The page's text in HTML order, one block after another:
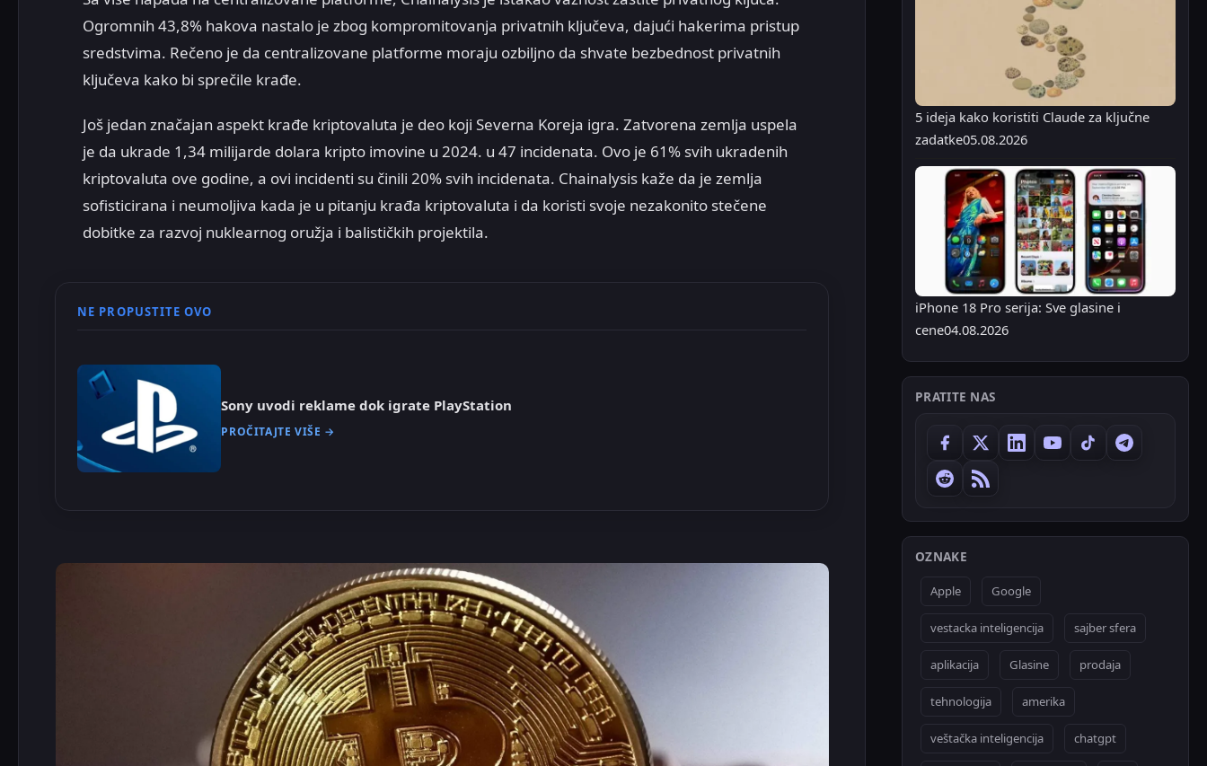
Ogromnih 43,8% hakova nastalo je zbog kompromitovanja privatnih ključeva, dajući hakerima pristup
sredstvima. Rečeno je da centralizovane platforme moraju ozbiljno da shvate bezbednost privatnih
ključeva kako bi sprečile krađe.
Još jedan značajan aspekt krađe kriptovaluta je deo koji Severna Koreja igra. Zatvorena zemlja uspela
je da ukrade 1,34 milijarde dolara kripto imovine u 2024. u 47 incidenata. Ovo je 61% svih ukradenih
kriptovaluta ove godine, a ovi incidenti su činili 20% svih incidenata. Chainalysis kaže da je zemlja
sofisticirana i neumoljiva kada je u pitanju krađa kriptovaluta i da koristi svoje nezakonito stečene
dobitke za razvoj nuklearnog oružja i balističkih projektila.
NE PROPUSTITE OVO
Sony uvodi reklame dok igrate PlayStation
PROČITAJTE VIŠE →
5 ideja kako koristiti Claude za ključne
zadatke05.08.2026
iPhone 18 Pro serija: Sve glasine i
cene04.08.2026
PRATITE NAS
OZNAKE
Apple Google
vestacka inteligencija sajber sfera
aplikacija Glasine prodaja
tehnologija amerika
veštačka inteligencija chatgpt